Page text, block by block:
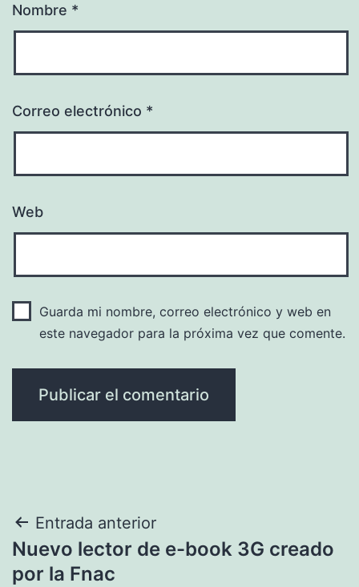
Nombre *
Correo electrónico *
Web
Guarda mi nombre, correo electrónico y web en
este navegador para la próxima vez que comente.
Navegación
de
Entrada anterior
Nuevo lector de e-book 3G creado
por la Fnac